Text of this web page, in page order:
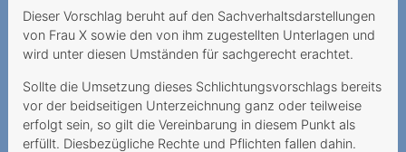
Dieser Vorschlag beruht auf den Sachverhaltsdarstellungen
von Frau X sowie den von ihm zugestellten Unterlagen und
wird unter diesen Umständen für sachgerecht erachtet.
Sollte die Umsetzung dieses Schlichtungsvorschlags bereits
vor der beidseitigen Unterzeichnung ganz oder teilweise
erfolgt sein, so gilt die Vereinbarung in diesem Punkt als
erfüllt. Diesbezügliche Rechte und Pflichten fallen dahin.
Verbindungsnachweise bei
Prepaid nicht mehr
einsehbar
Abonnementsrabatt beim
Vertragsschluss ohne
Mobilfunkgeräteb